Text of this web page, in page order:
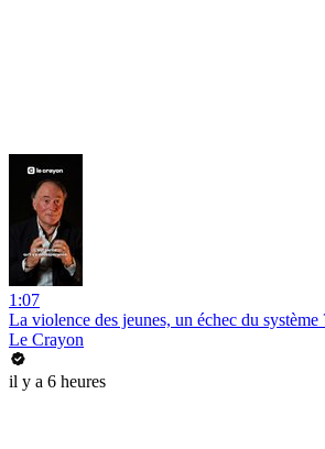
1:07
La violence des jeunes, un échec du
Le Crayon
il y a 6 heures